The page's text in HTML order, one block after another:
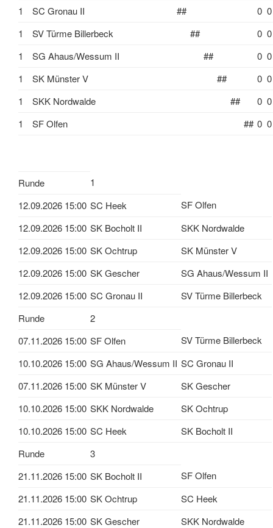
1
SC Gronau II ## 0 0
1
SV Türme Billerbeck ## 0 0
1
SG Ahaus/Wessum II ## 0 0
1
SK Münster V ## 0 0
1
SKK Nordwalde ## 0 0
1
SF Olfen ## 0 0
Runde
1
12.09.2026 15:00 SC Heek
SF Olfen
12.09.2026 15:00 SK Bocholt II
SKK Nordwalde
12.09.2026 15:00 SK Ochtrup
SK Münster V
12.09.2026 15:00 SK Gescher
SG Ahaus/Wessum II
12.09.2026 15:00 SC Gronau II
SV Türme Billerbeck
Runde
2
07.11.2026 15:00 SF Olfen
SV Türme Billerbeck
10.10.2026 15:00 SG Ahaus/Wessum II SC Gronau II
07.11.2026 15:00 SK Münster V
SK Gescher
10.10.2026 15:00 SKK Nordwalde
SK Ochtrup
10.10.2026 15:00 SC Heek
SK Bocholt II
Runde
3
21.11.2026 15:00 SK Bocholt II
SF Olfen
21.11.2026 15:00 SK Ochtrup
SC Heek
21.11.2026 15:00 SK Gescher
SKK Nordwalde